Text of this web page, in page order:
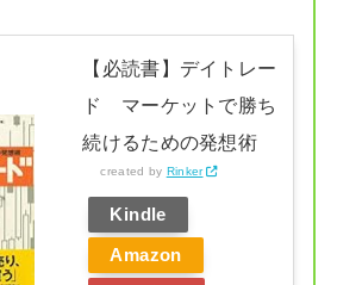
【必読書】デイトレー
ド マーケットで勝ち
続けるための発想術
created by Rinker
Kindle
Amazon